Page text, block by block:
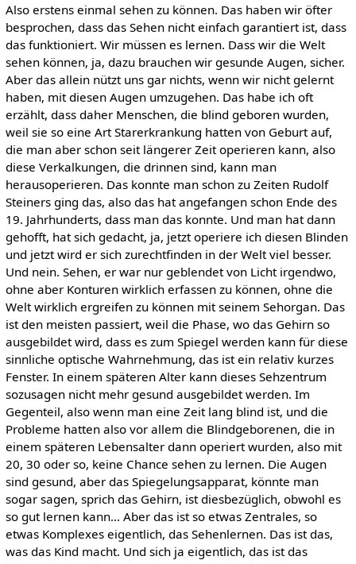
Also erstens einmal sehen zu können. Das haben wir öfter
besprochen, dass das Sehen nicht einfach garantiert ist, dass
das funktioniert. Wir müssen es lernen. Dass wir die Welt
sehen können, ja, dazu brauchen wir gesunde Augen, sicher.
Aber das allein nützt uns gar nichts, wenn wir nicht gelernt
haben, mit diesen Augen umzugehen. Das habe ich oft
erzählt, dass daher Menschen, die blind geboren wurden,
weil sie so eine Art Starerkrankung hatten von Geburt auf,
die man aber schon seit längerer Zeit operieren kann, also
diese Verkalkungen, die drinnen sind, kann man
herausoperieren. Das konnte man schon zu Zeiten Rudolf
Steiners ging das, also das hat angefangen schon Ende des
19. Jahrhunderts, dass man das konnte. Und man hat dann
gehofft, hat sich gedacht, ja, jetzt operiere ich diesen Blinden
und jetzt wird er sich zurechtfinden in der Welt viel besser.
Und nein. Sehen, er war nur geblendet von Licht irgendwo,
ohne aber Konturen wirklich erfassen zu können, ohne die
Welt wirklich ergreifen zu können mit seinem Sehorgan. Das
ist den meisten passiert, weil die Phase, wo das Gehirn so
ausgebildet wird, dass es zum Spiegel werden kann für diese
sinnliche optische Wahrnehmung, das ist ein relativ kurzes
Fenster. In einem späteren Alter kann dieses Sehzentrum
sozusagen nicht mehr gesund ausgebildet werden. Im
Gegenteil, also wenn man eine Zeit lang blind ist, und die
Probleme hatten also vor allem die Blindgeborenen, die in
einem späteren Lebensalter dann operiert wurden, also mit
20, 30 oder so, keine Chance sehen zu lernen. Die Augen
sind gesund, aber das Spiegelungsapparat, könnte man
sogar sagen, sprich das Gehirn, ist diesbezüglich, obwohl es
so gut lernen kann... Aber das ist so etwas Zentrales, so
etwas Komplexes eigentlich, das Sehenlernen. Das ist das,
was das Kind macht. Und sich ja eigentlich, das ist das